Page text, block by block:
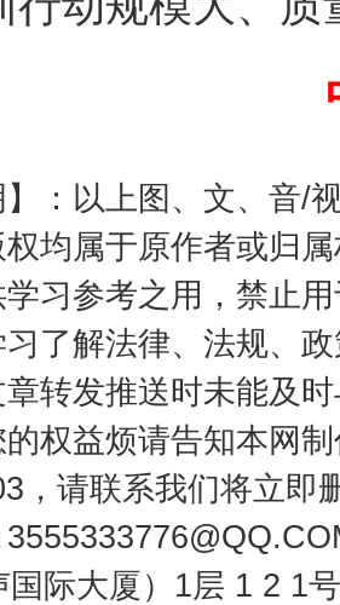
】：以上图、文、音/
均属于原作者或归
习参考之用，禁止
了解法律、法规、
转发推送时未能及
权益烦请告知本网
，请联系我们将立即
国际大厦）1层 1 2 1
力责任有效落实 一纸欠
品抗生素超标问题” 法